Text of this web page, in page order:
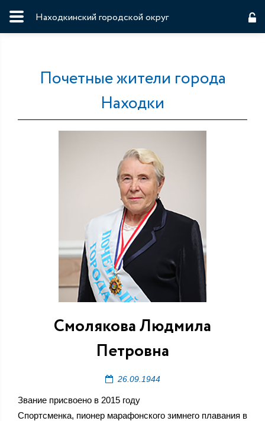
Находкинский городской округ
Почетные жители города
Находки
Смолякова Людмила
Петровна
26.09.1944
Звание присвоено в 2015 году
Спортсменка, пионер марафонского зимнего плавания в